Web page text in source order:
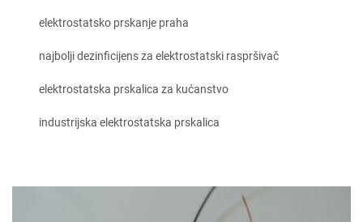
elektrostatsko prskanje praha
najbolji dezinficijens za elektrostatski raspršivač
elektrostatska prskalica za kućanstvo
industrijska elektrostatska prskalica